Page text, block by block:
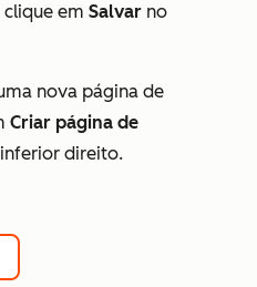
em Salvar no
nova página de
Criar página de
direito.